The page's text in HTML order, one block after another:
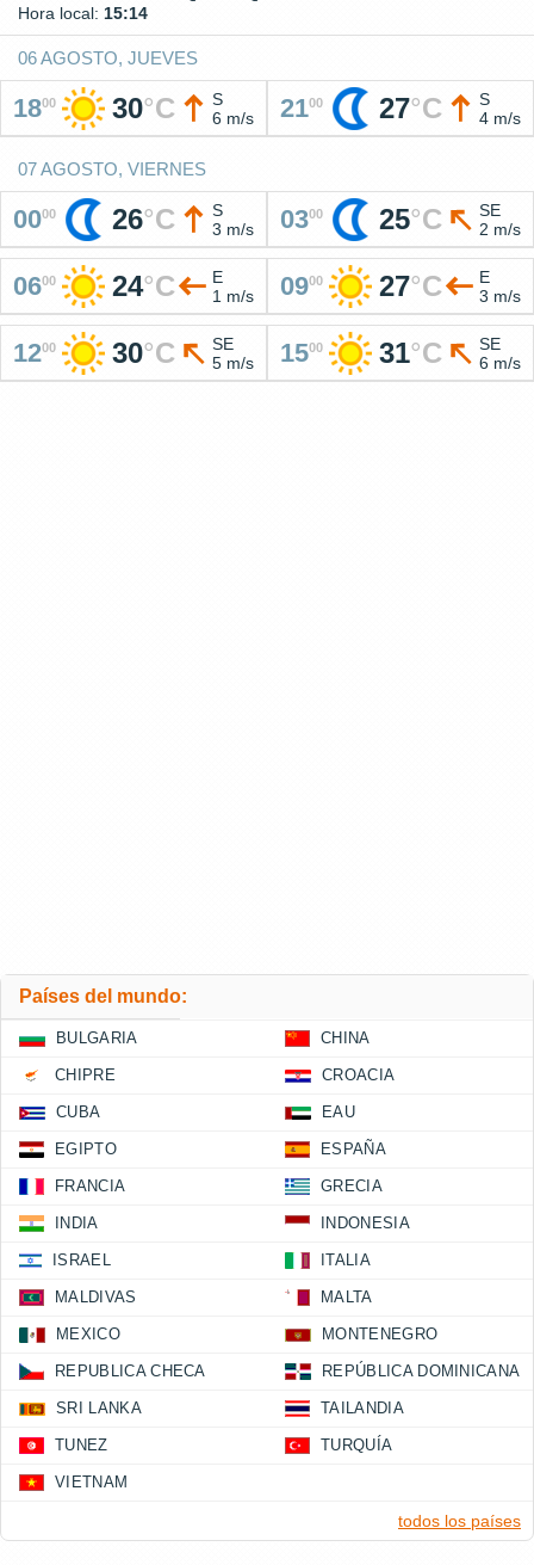
Hora local: 15:14
06 AGOSTO, JUEVES
1800 30°C
S
6 m/s
2100 27°C
S
4 m/s
07 AGOSTO, VIERNES
0000 26°C
S
3 m/s
0300 25°C
SE
2 m/s
0600 24°C
E
1 m/s
0900 27°C
E
3 m/s
1200 30°C
SE
5 m/s
1500 31°C
SE
6 m/s
Países del mundo:
BULGARIA CHINA
CHIPRE CROACIA
CUBA EAU
EGIPTO ESPAÑA
FRANCIA GRECIA
INDIA INDONESIA
ISRAEL ITALIA
MALDIVAS MALTA
MEXICO MONTENEGRO
REPUBLICA CHECA REPÚBLICA DOMINICANA
SRI LANKA TAILANDIA
TUNEZ TURQUÍA
VIETNAM
todos los países